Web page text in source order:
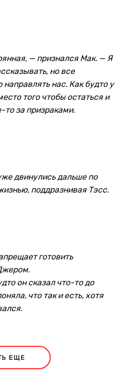
— признался Мак. — Я
но все
нас. Как будто у
того чтобы остаться и
то за призраками.
двинулись дальше по
поддразнивая Тэсс.
готовить
он сказал что-то до
что так и есть, хотя
ЕЩЕ